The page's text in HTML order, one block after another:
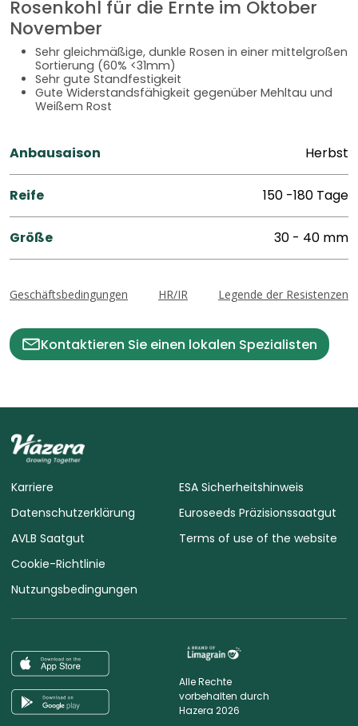
Rosenkohl für die Ernte im Oktober
November
Sehr gleichmäßige, dunkle Rosen in einer mittelgroßen
Sortierung (60% <31mm)
Sehr gute Standfestigkeit
Gute Widerstandsfähigkeit gegenüber Mehltau und
Weißem Rost
Anbausaison Herbst
Reife 150 -180 Tage
Größe 30 - 40 mm
Geschäftsbedingungen HR/IR Legende der Resistenzen
Kontaktieren Sie einen lokalen Spezialisten
Karriere
Datenschutzerklärung
AVLB Saatgut
Cookie-Richtlinie
Nutzungsbedingungen
ESA Sicherheitshinweis
Euroseeds Präzisionssaatgut
Terms of use of the website
Alle Rechte
vorbehalten durch
Hazera 2026